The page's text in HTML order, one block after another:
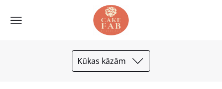
Kūkas kāzām